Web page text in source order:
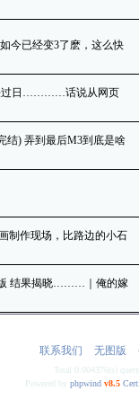
今已经变3了麽，这么快
过日…………话说从网页
结) 弄到最后M3到底是啥
制作现场，比路边的小石
版 结果揭晓………｜俺的嫁
联系我们 无图版
Total 0.004376(s)
Powered byphpwind v8.5